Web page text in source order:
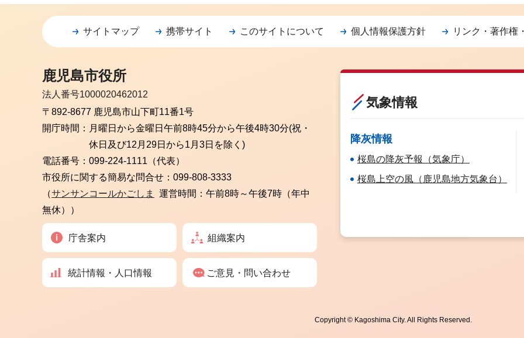
サイトマップ 携帯サイト このサイトについて 個人情報保護方針 リンク・著作権
鹿児島市役所
法人番号1000020462012
〒892-8677 鹿児島市山下町11番1号
開庁時間： 月曜日から金曜日 午前8時45分から午後4時30分(祝・
休日及び12月29日から1月3日を除く)
電話番号： 099-224-1111（代表）
市役所に関する簡易な問合せ： 099-808-3333
（サンサンコールかごしま
運営時間：午前8時～午後7時（年中
無休））
庁舎案内 組織案内
統計情報・人口情報 ご意見・問い合わせ
気象情報
降灰情報
桜島の降灰予報（気象庁）
桜島上空の風（鹿児島地方気象台）
Copyright © Kagoshima City. All Rights Reserved.